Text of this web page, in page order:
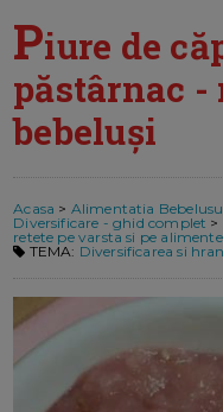
Piure de
păstârnac -
bebeluși
Acasa > Alimentatia
Diversificare - ghid complet >
retete pe varsta si pe
TEMA: Diversificarea si